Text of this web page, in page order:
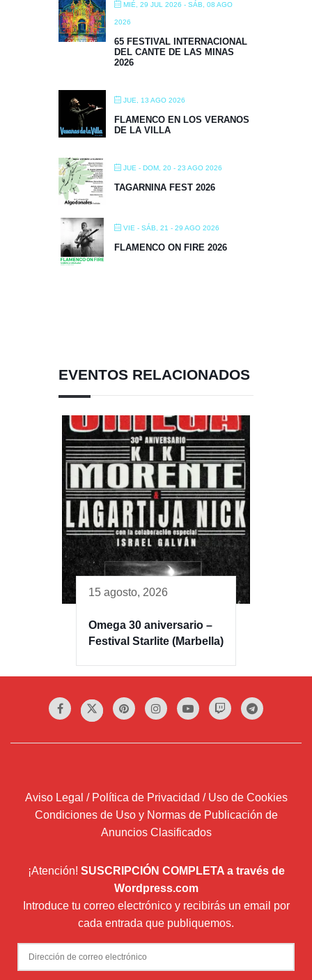
MIÉ, 29 JUL 2026 - SÁB, 08 AGO
2026
65 FESTIVAL INTERNACIONAL
DEL CANTE DE LAS MINAS
2026
JUE, 13 AGO 2026
FLAMENCO EN LOS VERANOS
DE LA VILLA
JUE - DOM, 20 - 23 AGO 2026
TAGARNINA FEST 2026
VIE - SÁB, 21 - 29 AGO 2026
FLAMENCO ON FIRE 2026
EVENTOS RELACIONADOS
15 agosto, 2026
Omega 30 aniversario –
Festival Starlite (Marbella)
Aviso Legal / Política de Privacidad / Uso de Cookies
Condiciones de Uso y Normas de Publicación de
Anuncios Clasificados
¡Atención! SUSCRIPCIÓN COMPLETA a través de
Wordpress.com
Introduce tu correo electrónico y recibirás un email por
cada entrada que publiquemos.
Dirección
de